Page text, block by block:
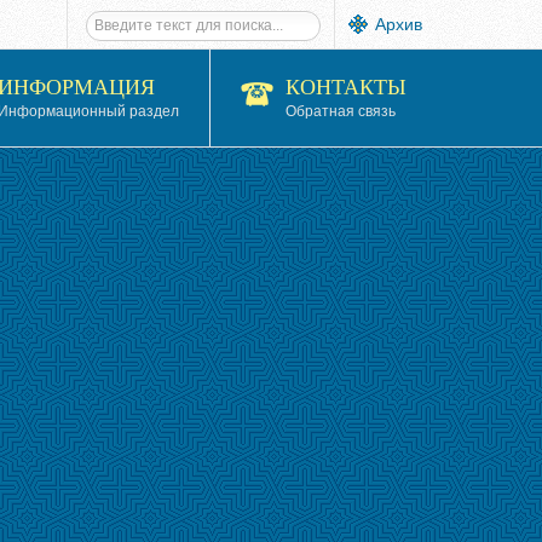
Архив
Информационный раздел
КОНТАКТЫ
Обратная связь